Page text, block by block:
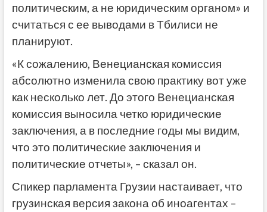
политическим, а не юридическим органом» и
считаться с ее выводами в Тбилиси не
планируют.
«К сожалению, Венецианская комиссия
абсолютно изменила свою практику вот уже
как несколько лет. До этого Венецианская
комиссия выносила четко юридические
заключения, а в последние годы мы видим,
что это политические заключения и
политические отчеты», – сказал он.
Спикер парламента Грузии настаивает, что
грузинская версия закона об иноагентах –